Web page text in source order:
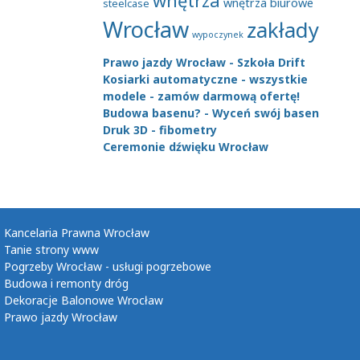
steelcase
Wrocław wypoczynek zakłady
Prawo jazdy Wrocław - Szkoła Drift
Kosiarki automatyczne - wszystkie
modele - zamów darmową ofertę!
Budowa basenu? - Wyceń swój basen
Druk 3D - fibometry
Ceremonie dźwięku Wrocław
Kancelaria Prawna Wrocław
Tanie strony www
Pogrzeby Wrocław - usługi pogrzebowe
Budowa i remonty dróg
Dekoracje Balonowe Wrocław
Prawo jazdy Wrocław